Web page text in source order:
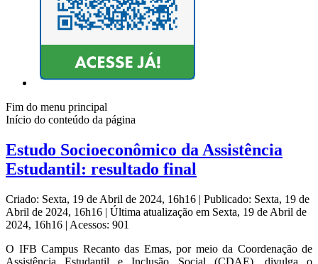
Fim do menu principal
Início do conteúdo da página
Estudo Socioeconômico da Assistência
Estudantil: resultado final
Criado: Sexta, 19 de Abril de 2024, 16h16 | Publicado: Sexta, 19 de
Abril de 2024, 16h16 | Última atualização em Sexta, 19 de Abril de
2024, 16h16 | Acessos: 901
O IFB Campus Recanto das Emas, por meio da Coordenação de
Assistência Estudantil e Inclusão Social (CDAE), divulga o